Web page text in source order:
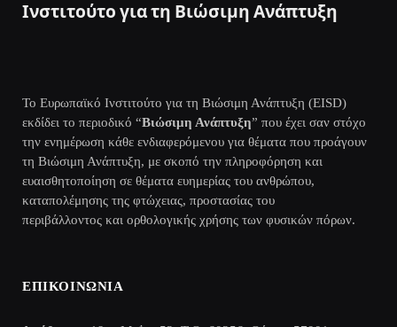
Ινστιτούτο για τη Βιώσιμη Ανάπτυξη
Το Ευρωπαϊκό Ινστιτούτο για τη Βιώσιμη Ανάπτυξη (EISD)
εκδίδει το περιοδικό “Βιώσιμη Ανάπτυξη” που έχει σαν στόχο
την ενημέρωση κάθε ενδιαφερόμενου για θέματα που προάγουν
τη Βιώσιμη Ανάπτυξη, με σκοπό την πληροφόρηση και
ευαισθητοποίηση σε θέματα ευημερίας του ανθρώπου,
καταπολέμησης της φτώχειας, προστασίας του
περιβάλλοντος και ορθολογικής χρήσης των φυσικών πόρων.
ΕΠΙΚΟΙΝΩΝΙΑ